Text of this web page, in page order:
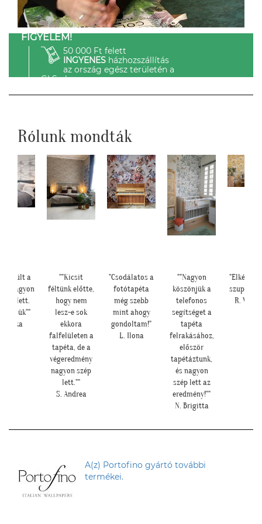
FIGYELEM!
50 000 Ft felett
INGYENESházhozszállítás
az ország egész területén a
GLS-el.
Rólunk mondták
a
nagyon
lett.
Réka
""Kicsit
féltünk előtte,
hogy nem
lesz-e sok
ekkora
falfelületen a
tapéta, de a
végeredmény
nagyon szép
lett.""
S. Andrea
"Csodálatos a
fotótapéta
még szebb
mint ahogy
gondoltam!"
L. Ilona
""Nagyon
köszönjük a
telefonos
segítséget a
tapéta
felrakásához,
először
tapétáztunk,
és nagyon
szép lett az
eredmény!""
N. Brigitta
szuper
R.
A(z) Portofino gyártó további
termékei.